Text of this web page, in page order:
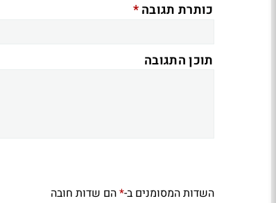
כותרת תגובה*
תוכן התגובה
השדות המסומנים ב-*הם שדות חובה